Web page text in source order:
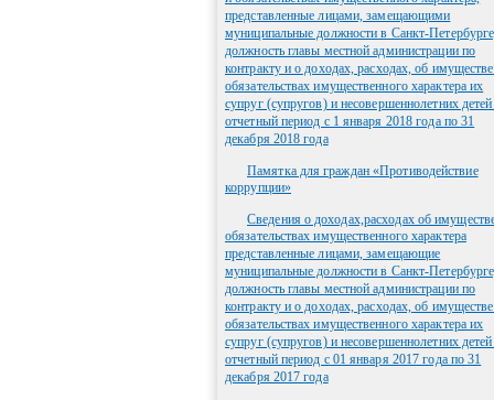
представленные лицами, замещающими
муниципальные должности в Санкт-
должность главы местной администрации по
контракту и о доходах, расходах, об
обязательствах имущественного характера их
супруг (супругов) и несовершеннолетних детей
отчетный период с 1 января 2018 года по 31
декабря 2018 года
Памятка для граждан «Противодействие
коррупции»
Сведения о доходах,расходах об
обязательствах имущественного характера
представленные лицами, замещающие
муниципальные должности в Санкт-
должность главы местной администрации по
контракту и о доходах, расходах, об
обязательствах имущественного характера их
супруг (супругов) и несовершеннолетних детей
отчетный период с 01 января 2017 года по 31
декабря 2017 года